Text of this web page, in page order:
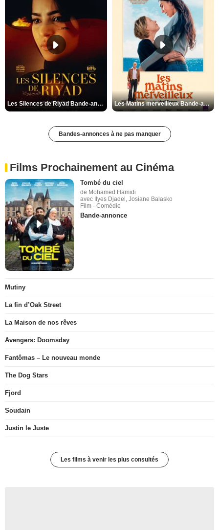
Les Silences de Riyad Bande-annonce VO STFR Les Matins merveilleux Bande-annonce VF
Bandes-annonces à ne pas manquer
Films Prochainement au Cinéma
Tombé du ciel
de Mohamed Hamidi
avec Ilyes Djadel, Josiane Balasko
Film - Comédie
Bande-annonce
Mutiny
La fin d’Oak Street
La Maison de nos rêves
Avengers: Doomsday
Fantômas – Le nouveau monde
The Dog Stars
Fjord
Soudain
Justin le Juste
Les films à venir les plus consultés